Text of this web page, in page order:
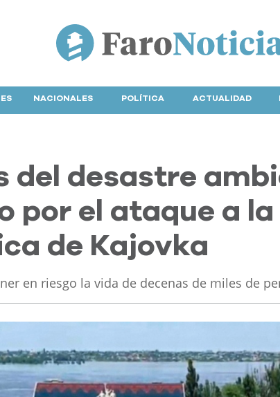
NACIONALES POLÍTICA ACTUALIDAD
del desastre
por el ataque a la
de Kajovka
en riesgo la vida de decenas de miles de